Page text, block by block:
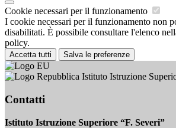
Cookie necessari per il funzionamento
I cookie necessari per il funzionamento non
disabilitati. È possibile consultare l'elenco
policy.
Accetta tutti Salva le preferenze
Istituto Istruzione
Contatti
Istituto Istruzione Superiore “F. Severi”